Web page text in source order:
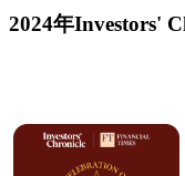
2024年Investors'